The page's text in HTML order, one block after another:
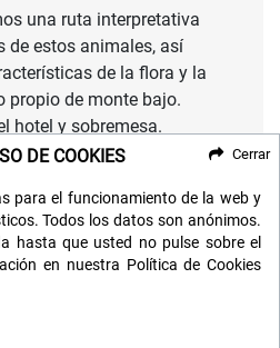
una ruta interpretativa
de estos animales, así
de la flora y la
propio de monte bajo.
hotel y sobremesa.
. Esta noche tenemos
el hotel, y como
una cena
una barbacoa en los
DE COOKIES
para el funcionamiento de la web y
Todos los datos son anónimos.
hasta que usted no pulse sobre el
en nuestra Política de Cookies
Cerrar